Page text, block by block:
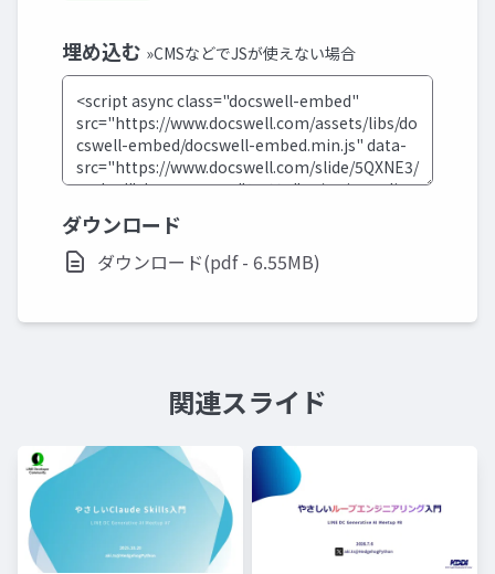
埋め込む »CMSなどでJSが使えない場合
ダウンロード
ダウンロード(pdf - 6.55MB)
関連スライド